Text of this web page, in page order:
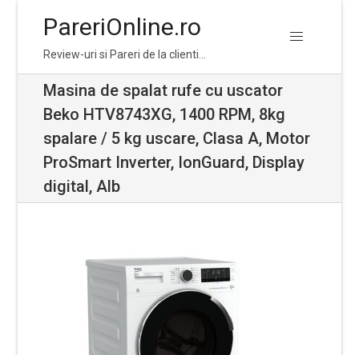
navigation
content
PareriOnline.ro
Review-uri si Pareri de la clienti…
Masina de spalat rufe cu uscator
Beko HTV8743XG, 1400 RPM, 8kg
spalare / 5 kg uscare, Clasa A, Motor
ProSmart Inverter, IonGuard, Display
digital, Alb